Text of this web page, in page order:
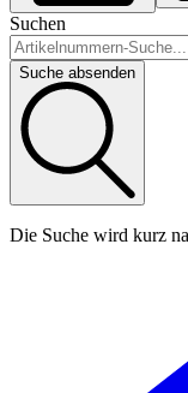
Suchen
Suche absenden
Die Suche wird kurz